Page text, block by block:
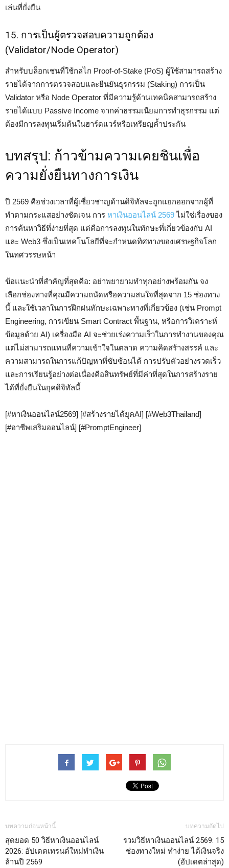
เล่นที่ยั่งยืน
15. การเป็นผู้ตรวจสอบความถูกต้อง
(Validator/Node Operator)
สำหรับบล็อกเชนที่ใช้กลไก Proof-of-Stake (PoS) ผู้ใช้สามารถสร้าง
รายได้จากการตรวจสอบและยืนยันธุรกรรม (Staking) การเป็น
Validator หรือ Node Operator ที่มีความรู้ด้านเทคนิคสามารถสร้าง
รายได้แบบ Passive Income จากค่าธรรมเนียมการทำธุรกรรม แต่
ต้องมีการลงทุนเริ่มต้นในฮาร์ดแวร์หรือเหรียญค้ำประกัน
บทสรุป: ก้าวข้ามความเคยชินเพื่อ
ความยั่งยืนทางการเงิน
ปี 2569 คือช่วงเวลาที่ผู้เชี่ยวชาญด้านดิจิทัลจะถูกแยกออกจากผู้ที่
ทำตามกระแสอย่างชัดเจน การ หาเงินออนไลน์ 2569ไม่ใช่เรื่องของ
การค้นหาวิธีที่ง่ายที่สุด แต่คือการลงทุนในทักษะที่เกี่ยวข้องกับ AI
และ Web3 ซึ่งเป็นเทคโนโลยีที่จะกำหนดทิศทางของเศรษฐกิจโลก
ในทศวรรษหน้า
ข้อแนะนำที่สำคัญที่สุดคือ: อย่าพยายามทำทุกอย่างพร้อมกัน จง
เลือกช่องทางที่คุณมีความถนัดหรือความสนใจที่สุดจาก 15 ช่องทาง
นี้ และใช้เวลาในการฝึกฝนทักษะเฉพาะทางที่เกี่ยวข้อง (เช่น Prompt
Engineering, การเขียน Smart Contract พื้นฐาน, หรือการวิเคราะห์
ข้อมูลด้วย AI) เครื่องมือ AI จะช่วยเร่งความเร็วในการทำงานของคุณ
แต่ไม่สามารถแทนที่ความเข้าใจในตลาด ความคิดสร้างสรรค์ และ
ความสามารถในการแก้ปัญหาที่ซับซ้อนได้ การปรับตัวอย่างรวดเร็ว
และการเรียนรู้อย่างต่อเนื่องคือสินทรัพย์ที่มีค่าที่สุดในการสร้างราย
ได้ที่ยั่งยืนในยุคดิจิทัลนี้
[#หาเงินออนไลน์2569] [#สร้างรายได้ยุคAI] [#Web3Thailand]
[#อาชีพเสริมออนไลน์] [#PromptEngineer]
บทความก่อนหน้านี้
สุดยอด 50 วิธีหาเงินออนไลน์
2026: อัปเดตเทรนด์ใหม่ทำเงิน
ล้านปี 2569
บทความถัดไป
รวมวิธีหาเงินออนไลน์ 2569: 15
ช่องทางใหม่ ทำง่าย ได้เงินจริง
(อัปเดตล่าสุด)